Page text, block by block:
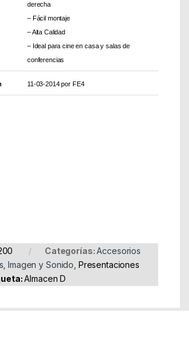
derecha
– Fácil montaje
– Alta Calidad
– Ideal para cine en casa y salas de
conferencias
11-03-2014 por FE4
Categorías:Accesorios
,Imagen y Sonido Presentaciones
Almacen D